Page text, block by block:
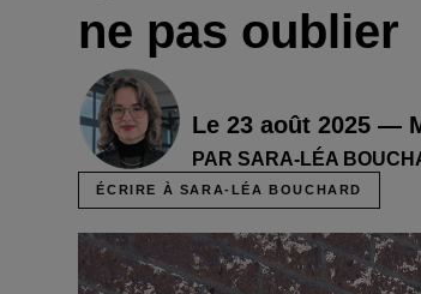
ne pas oublier
Le 23 août 2025 —
PAR SARA-LÉA
ÉCRIRE À SARA-LÉA BOUCHARD